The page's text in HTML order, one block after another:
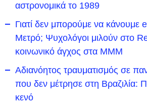
αστρονομικά το 1989
Γιατί δεν μπορούμε να κάνουμε
Μετρό; Ψυχολόγοι μιλούν στο
κοινωνικό άγχος στα ΜΜΜ
Αδιανόητος τραυματισμός σε
που δεν μέτρησε στη Βραζιλία:
κενό